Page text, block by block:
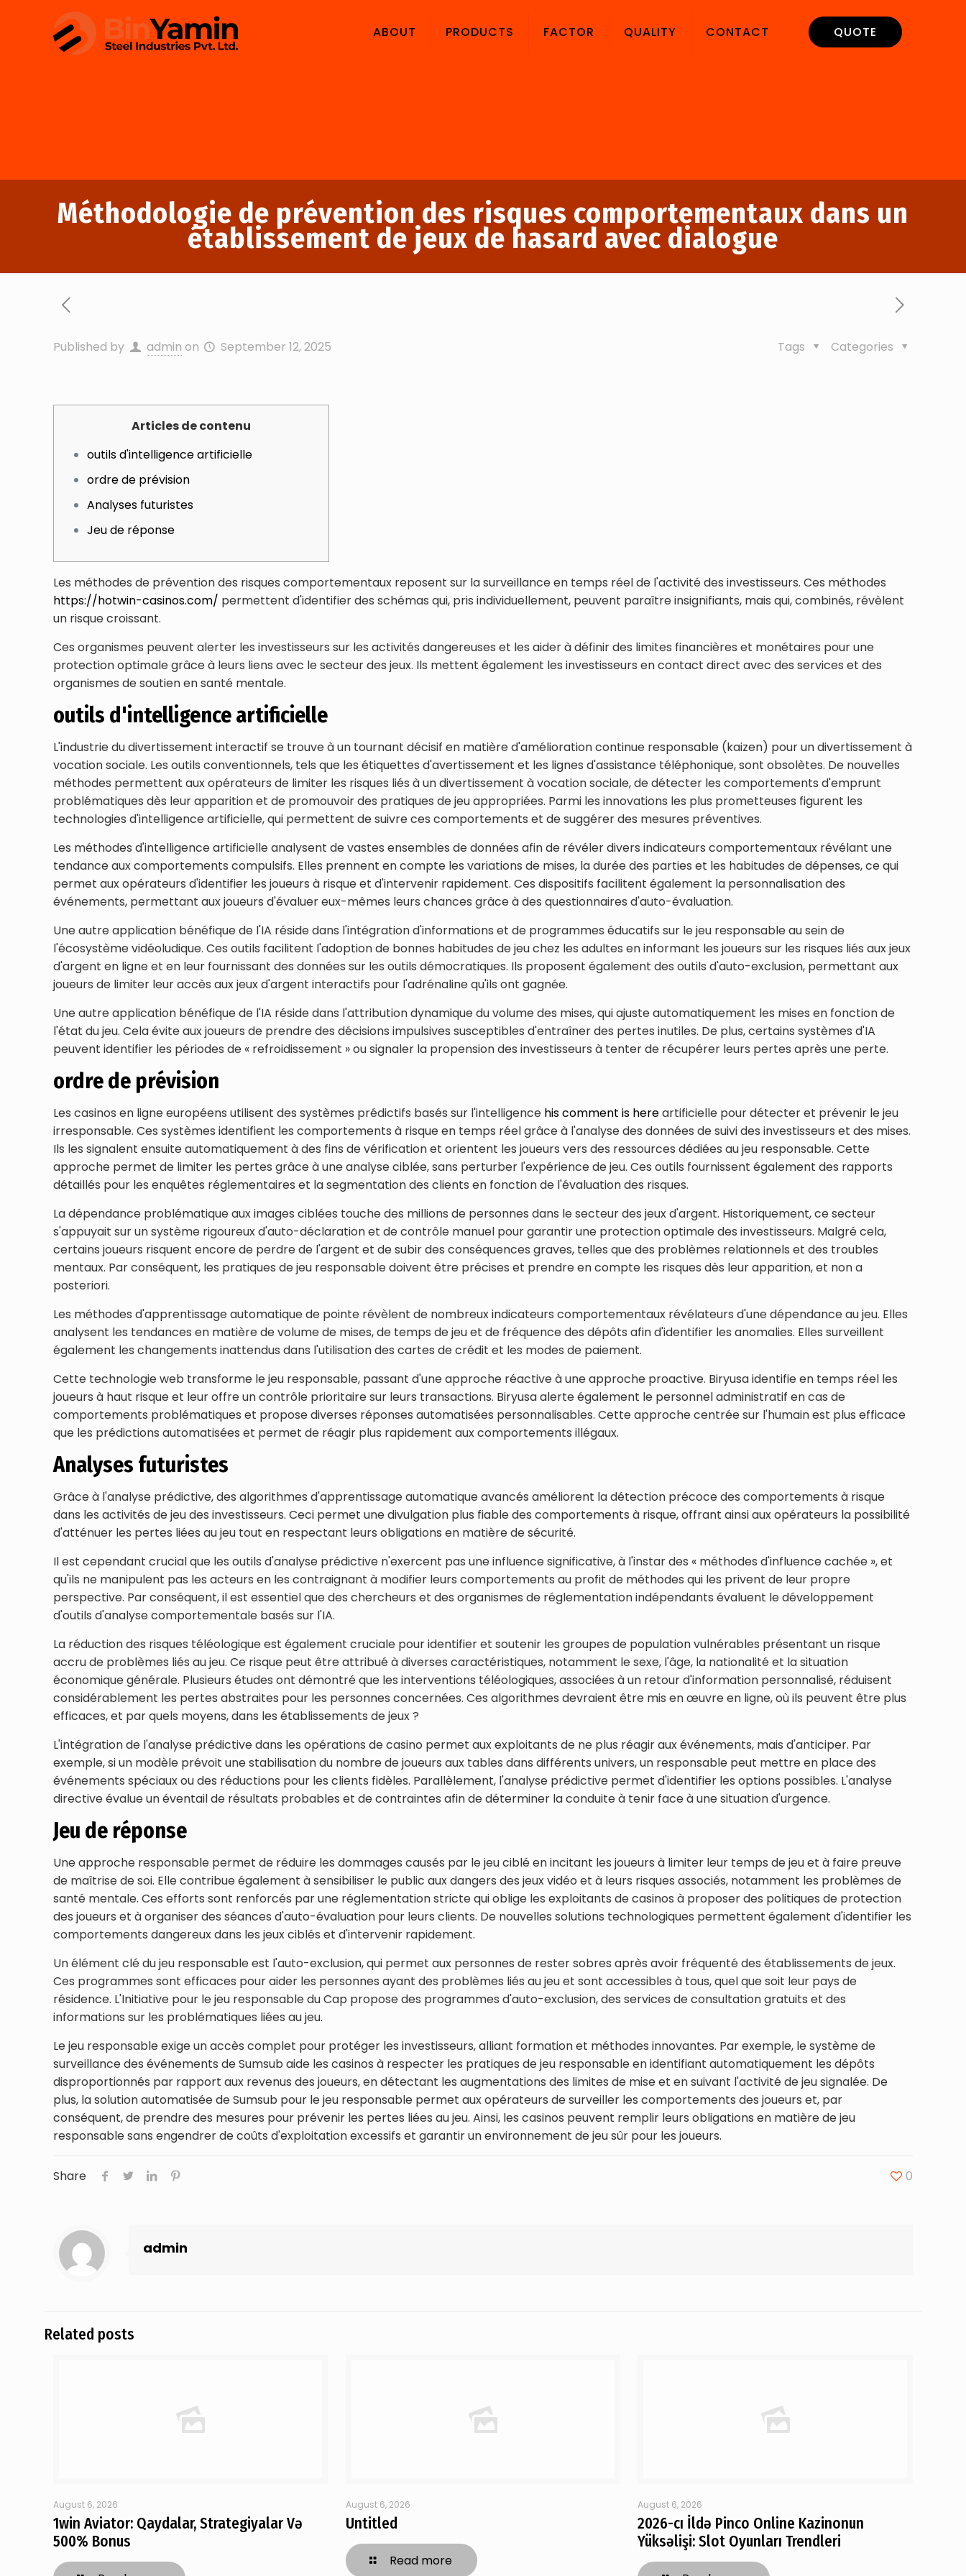
ABOUT PRODUCTS FACTOR QUALITY CONTACT QUOTE
Méthodologie de prévention des risques comportementaux dans un
établissement de jeux de hasard avec dialogue
Published by admin on September 12, 2025 Categories
Tags
Articles de contenu
outils d'intelligence artificielle
ordre de prévision
Analyses futuristes
Jeu de réponse
Les méthodes de prévention des risques comportementaux reposent sur la surveillance en temps réel de l'activité des investisseurs.Ces méthodes
https://hotwin-casinos.com/ permettent d'identifier des schémas qui, pris individuellement, peuvent paraître insignifiants, mais qui, combinés, révèlent
un risque croissant.
Ces organismes peuvent alerter les investisseurs sur les activités dangereuses et les aider à définir des limites financières et monétaires pour une
protection optimale grâce à leurs liens avec le secteur des jeux. Ils mettent également les investisseurs en contact direct avec des services et des
organismes de soutien en santé mentale.
outils d'intelligence artificielle
L'industrie du divertissement interactif se trouve à un tournant décisif en matière d'amélioration continue responsable (kaizen) pour un divertissement à
vocation sociale. Les outils conventionnels, tels que les étiquettes d'avertissement et les lignes d'assistance téléphonique, sont obsolètes. De nouvelles
méthodes permettent aux opérateurs de limiter les risques liés à un divertissement à vocation sociale, de détecter les comportements d'emprunt
problématiques dès leur apparition et de promouvoir des pratiques de jeu appropriées. Parmi les innovations les plus prometteuses figurent les
technologies d'intelligence artificielle, qui permettent de suivre ces comportements et de suggérer des mesures préventives.
Les méthodes d'intelligence artificielle analysent de vastes ensembles de données afin de révéler divers indicateurs comportementaux révélant une
tendance aux comportements compulsifs. Elles prennent en compte les variations de mises, la durée des parties et les habitudes de dépenses, ce qui
permet aux opérateurs d'identifier les joueurs à risque et d'intervenir rapidement. Ces dispositifs facilitent également la personnalisation des
événements, permettant aux joueurs d'évaluer eux-mêmes leurs chances grâce à des questionnaires d'auto-évaluation.
Une autre application bénéfique de l'IA réside dans l'intégration d'informations et de programmes éducatifs sur le jeu responsable au sein de
l'écosystème vidéoludique. Ces outils facilitent l'adoption de bonnes habitudes de jeu chez les adultes en informant les joueurs sur les risques liés aux jeux
d'argent en ligne et en leur fournissant des données sur les outils démocratiques. Ils proposent également des outils d'auto-exclusion, permettant aux
joueurs de limiter leur accès aux jeux d'argent interactifs pour l'adrénaline qu'ils ont gagnée.
Une autre application bénéfique de l'IA réside dans l'attribution dynamique du volume des mises, qui ajuste automatiquement les mises en fonction de
l'état du jeu. Cela évite aux joueurs de prendre des décisions impulsives susceptibles d'entraîner des pertes inutiles. De plus, certains systèmes d'IA
peuvent identifier les périodes de « refroidissement » ou signaler la propension des investisseurs à tenter de récupérer leurs pertes après une perte.
ordre de prévision
Les casinos en ligne européens utilisent des systèmes prédictifs basés sur l'intelligence his comment is hereartificielle pour détecter et prévenir le jeu
irresponsable. Ces systèmes identifient les comportements à risque en temps réel grâce à l'analyse des données de suivi des investisseurs et des mises.
Ils les signalent ensuite automatiquement à des fins de vérification et orientent les joueurs vers des ressources dédiées au jeu responsable. Cette
approche permet de limiter les pertes grâce à une analyse ciblée, sans perturber l'expérience de jeu. Ces outils fournissent également des rapports
détaillés pour les enquêtes réglementaires et la segmentation des clients en fonction de l'évaluation des risques.
La dépendance problématique aux images ciblées touche des millions de personnes dans le secteur des jeux d'argent. Historiquement, ce secteur
s'appuyait sur un système rigoureux d'auto-déclaration et de contrôle manuel pour garantir une protection optimale des investisseurs. Malgré cela,
certains joueurs risquent encore de perdre de l'argent et de subir des conséquences graves, telles que des problèmes relationnels et des troubles
mentaux. Par conséquent, les pratiques de jeu responsable doivent être précises et prendre en compte les risques dès leur apparition, et non a
posteriori.
Les méthodes d'apprentissage automatique de pointe révèlent de nombreux indicateurs comportementaux révélateurs d'une dépendance au jeu. Elles
analysent les tendances en matière de volume de mises, de temps de jeu et de fréquence des dépôts afin d'identifier les anomalies. Elles surveillent
également les changements inattendus dans l'utilisation des cartes de crédit et les modes de paiement.
Cette technologie web transforme le jeu responsable, passant d'une approche réactive à une approche proactive. Biryusa identifie en temps réel les
joueurs à haut risque et leur offre un contrôle prioritaire sur leurs transactions. Biryusa alerte également le personnel administratif en cas de
comportements problématiques et propose diverses réponses automatisées personnalisables. Cette approche centrée sur l'humain est plus efficace
que les prédictions automatisées et permet de réagir plus rapidement aux comportements illégaux.
Analyses futuristes
Grâce à l'analyse prédictive, des algorithmes d'apprentissage automatique avancés améliorent la détection précoce des comportements à risque
dans les activités de jeu des investisseurs. Ceci permet une divulgation plus fiable des comportements à risque, offrant ainsi aux opérateurs la possibilité
d'atténuer les pertes liées au jeu tout en respectant leurs obligations en matière de sécurité.
Il est cependant crucial que les outils d'analyse prédictive n'exercent pas une influence significative, à l'instar des « méthodes d'influence cachée », et
qu'ils ne manipulent pas les acteurs en les contraignant à modifier leurs comportements au profit de méthodes qui les privent de leur propre
perspective. Par conséquent, il est essentiel que des chercheurs et des organismes de réglementation indépendants évaluent le développement
d'outils d'analyse comportementale basés sur l'IA.
La réduction des risques téléologique est également cruciale pour identifier et soutenir les groupes de population vulnérables présentant un risque
accru de problèmes liés au jeu. Ce risque peut être attribué à diverses caractéristiques, notamment le sexe, l'âge, la nationalité et la situation
économique générale. Plusieurs études ont démontré que les interventions téléologiques, associées à un retour d'information personnalisé, réduisent
considérablement les pertes abstraites pour les personnes concernées. Ces algorithmes devraient être mis en œuvre en ligne, où ils peuvent être plus
efficaces, et par quels moyens, dans les établissements de jeux ?
L'intégration de l'analyse prédictive dans les opérations de casino permet aux exploitants de ne plus réagir aux événements, mais d'anticiper. Par
exemple, si un modèle prévoit une stabilisation du nombre de joueurs aux tables dans différents univers, un responsable peut mettre en place des
événements spéciaux ou des réductions pour les clients fidèles. Parallèlement, l'analyse prédictive permet d'identifier les options possibles. L'analyse
directive évalue un éventail de résultats probables et de contraintes afin de déterminer la conduite à tenir face à une situation d'urgence.
Jeu de réponse
Une approche responsable permet de réduire les dommages causés par le jeu ciblé en incitant les joueurs à limiter leur temps de jeu et à faire preuve
de maîtrise de soi. Elle contribue également à sensibiliser le public aux dangers des jeux vidéo et à leurs risques associés, notamment les problèmes de
santé mentale. Ces efforts sont renforcés par une réglementation stricte qui oblige les exploitants de casinos à proposer des politiques de protection
des joueurs et à organiser des séances d'auto-évaluation pour leurs clients. De nouvelles solutions technologiques permettent également d'identifier les
comportements dangereux dans les jeux ciblés et d'intervenir rapidement.
Un élément clé du jeu responsable est l'auto-exclusion, qui permet aux personnes de rester sobres après avoir fréquenté des établissements de jeux.
Ces programmes sont efficaces pour aider les personnes ayant des problèmes liés au jeu et sont accessibles à tous, quel que soit leur pays de
résidence. L'Initiative pour le jeu responsable du Cap propose des programmes d'auto-exclusion, des services de consultation gratuits et des
informations sur les problématiques liées au jeu.
Le jeu responsable exige un accès complet pour protéger les investisseurs, alliant formation et méthodes innovantes. Par exemple, le système de
surveillance des événements de Sumsub aide les casinos à respecter les pratiques de jeu responsable en identifiant automatiquement les dépôts
disproportionnés par rapport aux revenus des joueurs, en détectant les augmentations des limites de mise et en suivant l'activité de jeu signalée. De
plus, la solution automatisée de Sumsub pour le jeu responsable permet aux opérateurs de surveiller les comportements des joueurs et, par
conséquent, de prendre des mesures pour prévenir les pertes liées au jeu. Ainsi, les casinos peuvent remplir leurs obligations en matière de jeu
responsable sans engendrer de coûts d'exploitation excessifs et garantir un environnement de jeu sûr pour les joueurs.
Share 0
admin
Related posts
August 6, 2026
1win Aviator: Qaydalar, Strategiyalar Və
500% Bonus
August 6, 2026
Untitled
Read more
August 6, 2026
2026-cı İldə Pinco Online Kazinonun
Yüksəlişi: Slot Oyunları Trendleri